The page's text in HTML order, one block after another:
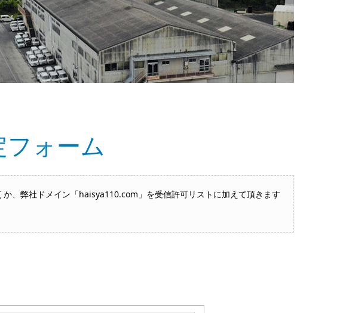
ォーム
、弊社ドメイン「haisya110.com」を受信許可リストに加えて頂きます